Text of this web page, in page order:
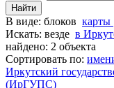
В виде: блоков карты
Искать: везде в
найдено: 2 объекта
Сортировать по:
Иркутский
(ИрГУПС)